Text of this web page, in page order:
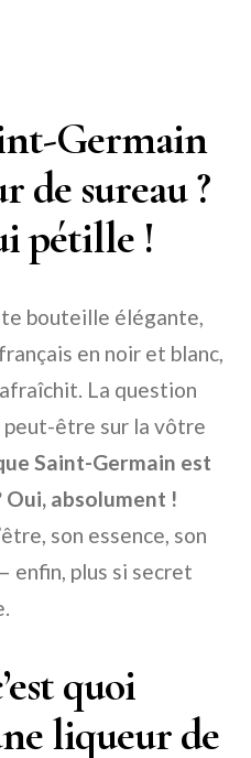
Germain
de sureau ?
pétille !
bouteille élégante,
en noir et blanc,
La question
être sur la vôtre
Saint-Germain est
Oui, absolument !
son essence, son
enfin, plus si secret
quoi
liqueur de